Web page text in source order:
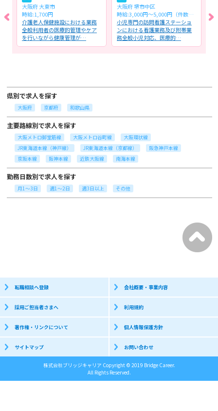
大阪府 大東市
時給:1,700円
介護老人保健施設における業務
全般利用者の医療的管理やケア
を行いながら健康管理が…
大阪府 堺市中区
時給:3,000円～5,000円（件数制・訪問1件あたり）
小児専門の訪問看護ステーショ
ンにおける看護業務及び附帯業
務全般小児対応、医療的…
県別で求人を探す
大阪府 京都府 和歌山県
主要路線別で求人を探す
大阪メトロ御堂筋線 大阪メトロ谷町線
大阪環状線
JR東海道本線（神戸線）
JR東海道本線（京都線）
阪急神戸本線
京阪本線
阪神本線 近鉄大阪線 南海本線
勤務日数別で求人を探す
月1～3日 週1～2日 週3日以上 その他
転職相談へ登録 会社概要・事業内容
採用ご担当者さまへ 利用規約
著作権・リンクについて 個人情報保護方針
サイトマップ お問い合わせ
株式会社ブリッジキャリア Copyright © 2019 Bridge Career.
All Rights Reserved.